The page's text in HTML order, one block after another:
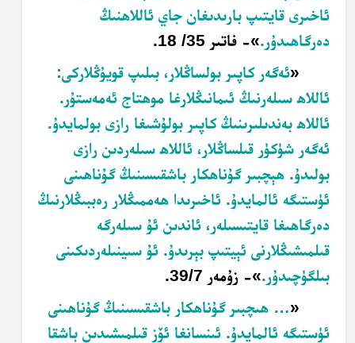
ئاخىرى قايتىپ بارىدىغان جاي ئاللاھنىڭ
دەرگاھىدۇر.»- فاتىر 35/ 18.
«ئەگەر كاپىر بولساڭلار، بىلىپ قويۇڭلاركى:
ئاللاھ سىلەرنىڭ ئىمانىڭلارغا موھتاج ئەمەستۇر.
ئاللاھ بەندىلىرىنىڭ كاپىر بولۇشىغا رازى بولمايدۇ.
ئەگەر شۈكۈر قىلساڭلار، ئاللاھ سىلەردىن رازى
بولىدۇ. ھېچبىر گۇناھكار باشقىسىنىڭ گۇناھىنى
ئۈستىگە ئالمايدۇ. ئاخىرىدا ھەممىڭلار رەببىڭلارنىڭ
دەرگاھىغا قايتىسىلەر، ئاندىن ئۇ سىلەرگە
قىلمىشىڭلارنى ئېيتىپ بېرىدۇ. ئۇ سىينىلەردىكىنى
بىلگۈچىدۇر.»- زۇمەر 39/7.
«… ھىچبىر گۇناھكار باشقىسىنىڭ گۇناھىنى
ئۈستىگە ئالمايدۇ. ئىنسانغا ئۆز قىلمىشىدىن باشقا